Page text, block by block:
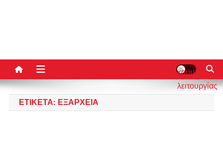
κουμπί
λειτουργίας
ΕΤΙΚΈΤΑ: ΕΞΆΡΧΕΙΑ